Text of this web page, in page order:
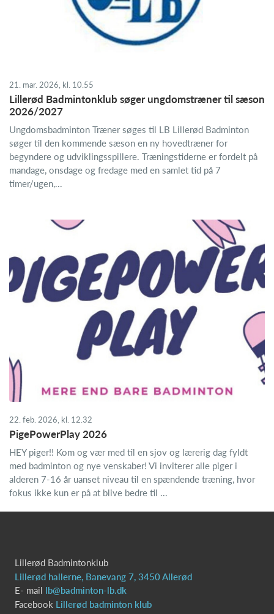
21. mar. 2026, kl. 10.55
Lillerød Badmintonklub søger ungdomstræner til sæson
2026/2027
Ungdomsbadminton Træner søges til LB Lillerød Badminton
søger til den kommende sæson en ny hovedtræner for
begyndere og udviklingsspillere. Træningstiderne er fordelt på
mandage, onsdage og fredage med en samlet tid på 7
timer/ugen,...
22. feb. 2026, kl. 12.32
PigePowerPlay 2026
HEY piger!! Kom og vær med til en sjov og lærerig dag fyldt
med badminton og nye venskaber! Vi inviterer alle piger i
alderen 7-16 år uanset niveau til en spændende træning, hvor
fokus ikke kun er på at blive bedre til ...
Lillerød Badmintonklub
Lillerød hallerne, Banevang 7, 3450 Allerød
E- mail lb@badminton-lb.dk
Facebook Lillerød badminton klub